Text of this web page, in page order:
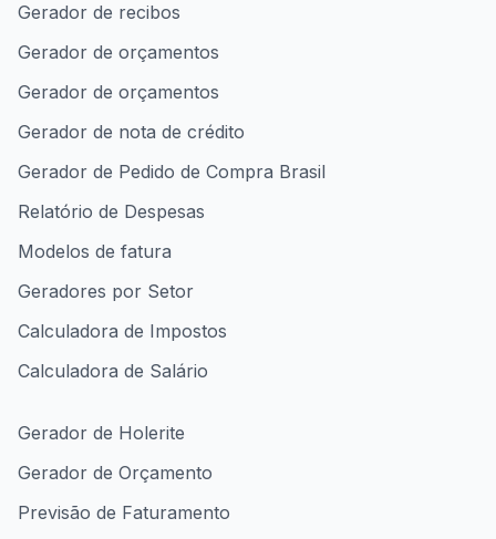
Gerador de recibos
Gerador de orçamentos
Gerador de orçamentos
Gerador de nota de crédito
Gerador de Pedido de Compra Brasil
Relatório de Despesas
Modelos de fatura
Geradores por Setor
Calculadora de Impostos
Calculadora de Salário
Gerador de Holerite
Gerador de Orçamento
Previsão de Faturamento